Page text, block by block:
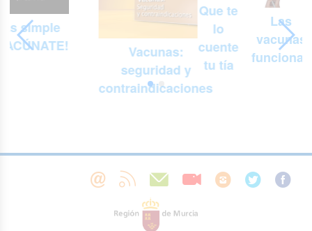
Es simple
Vacunas:
seguridad y
contraindicaciones
Que te
lo
cuente
tu tía
Las
vacunas
funcionan